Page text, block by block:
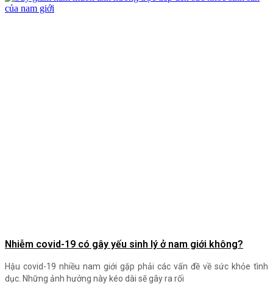
Nhiễm covid-19 có gây yếu sinh lý ở nam giới không?
Hậu covid-19 nhiều nam giới gặp phải các vấn đề về sức khỏe tình
dục. Những ảnh hưởng này kéo dài sẽ gây ra rối